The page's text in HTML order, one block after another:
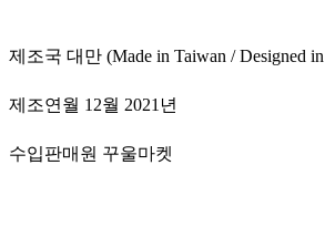
제조국 대만 (Made in Taiwan / Designed
제조연월 12월 2021년
수입판매원 꾸울마켓